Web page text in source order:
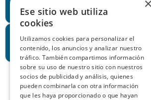
tradicional?
¿Cuánto cuesta contratar los
cada plan?
×
Ese sitio web utiliza
cookies
Utilizamos cookies para personalizar el
contenido, los anuncios y analizar nuestro
tráfico. También compartimos información
sobre su uso de nuestro sitio con nuestros
socios de publicidad y análisis, quienes
pueden combinarla con otra información
que les haya proporcionado o que hayan